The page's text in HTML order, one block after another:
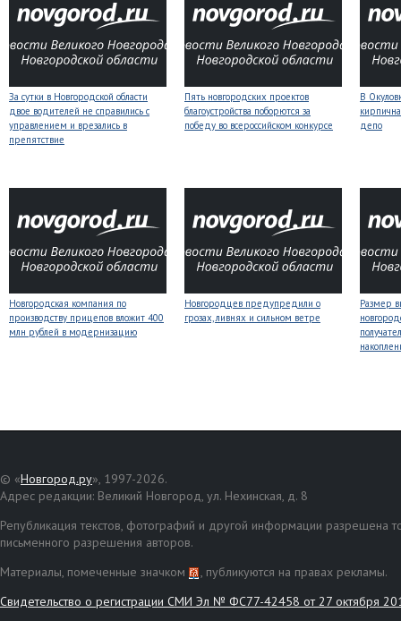
За сутки в Новгородской области
двое водителей не справились с
управлением и врезались в
препятствие
Пять новгородских проектов
благоустройства поборются за
победу во всероссийском конкурсе
В
депо
Новгородская компания по
производству прицепов вложит 400
млн рублей в модернизацию
Новгородцев предупредили о
грозах, ливнях и сильном ветре
Размер
© «Новгород.ру», 1997-2026.
Адрес редакции: Великий Новгород, ул. Нехинская, д. 8
Републикация текстов, фотографий и другой информации разрешена
письменного разрешения авторов.
Материалы, помеченные значком
, публикуются на правах рекламы.
Свидетельство о регистрации СМИ Эл № ФС77-42458 от 27 октября